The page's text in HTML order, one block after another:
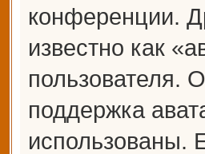
конференции.
известно как
пользователя.
поддержка
использованы.